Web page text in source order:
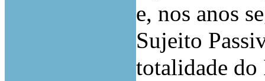
e, nos anos
Sujeito
totalidade do